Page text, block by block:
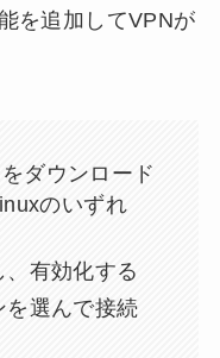
を追加してVPNが
ダウンロード
のいずれ
有効化する
を選んで接続